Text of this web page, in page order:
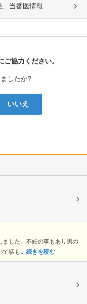
当番医情報
協力ください。
したか?
いいえ
ました。不妊の事もあり男の
て話も... 続きを読む